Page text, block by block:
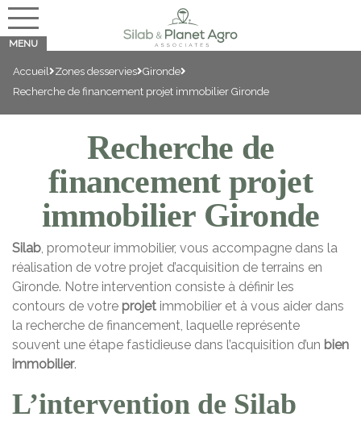
Accueil Zones desservies Gironde
Recherche de financement projet immobilier Gironde
Recherche de
financement projet
immobilier Gironde
Silab, promoteur immobilier, vous accompagne dans la
réalisation de votre projet d’acquisition de terrains en
Gironde. Notre intervention consiste à définir les
contours de votre projet immobilier et à vous aider dans
la recherche de financement, laquelle représente
souvent une étape fastidieuse dans l’acquisition d’un bien
immobilier.
L’intervention de Silab